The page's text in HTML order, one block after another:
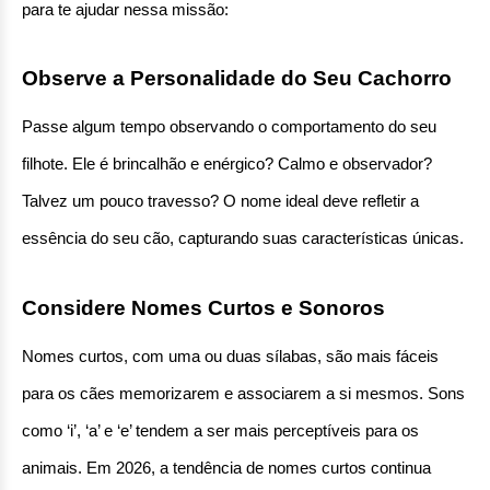
para te ajudar nessa missão:
Observe a Personalidade do Seu Cachorro
Passe algum tempo observando o comportamento do seu
filhote. Ele é brincalhão e enérgico? Calmo e observador?
Talvez um pouco travesso? O nome ideal deve refletir a
essência do seu cão, capturando suas características únicas.
Considere Nomes Curtos e Sonoros
Nomes curtos, com uma ou duas sílabas, são mais fáceis
para os cães memorizarem e associarem a si mesmos. Sons
como ‘i’, ‘a’ e ‘e’ tendem a ser mais perceptíveis para os
animais. Em 2026, a tendência de nomes curtos continua